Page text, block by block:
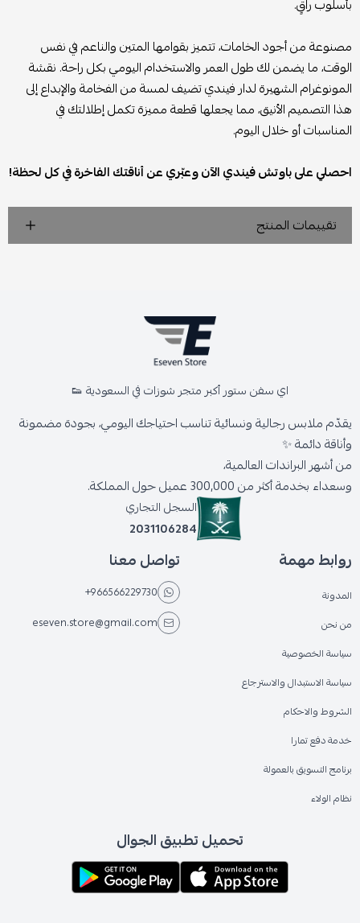
بأسلوب راقٍ.
مصنوعة من أجود الخامات، تتميز بقوامها المتين والناعم في نفس
الوقت، ما يضمن لك طول العمر والاستخدام اليومي بكل راحة. نقشة
المونوغرام الشهيرة لدار فيندي تضيف لمسة من الفخامة والإبداع إلى
هذا التصميم الأنيق، مما يجعلها قطعة مميزة تكمل إطلالتك في
المناسبات أو خلال اليوم.
احصلي على باوتش فيندي الآن وعبّري عن أناقتك الفاخرة في كل لحظة!
تقييمات المنتج
اي سفن ستور أكبر متجر شوزات في السعودية 👟
يقدّم ملابس رجالية ونسائية تناسب احتياجك اليومي، بجودة مضمونة
وأناقة دائمة ✨
من أشهر البراندات العالمية،
وسعداء بخدمة أكثر من 300,000 عميل حول المملكة.
السجل التجاري
2031106284
روابط مهمة
المدونة
من نحن
سياسة الخصوصية
سياسة الاستبدال والاسترجاع
الشروط والاحكام
خدمة دفع تمارا
برنامج التسويق بالعمولة
نظام الولاء
تواصل معنا
+966566229730
eseven.store@gmail.com
تحميل تطبيق الجوال